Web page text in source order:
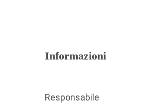
Informazioni
Responsabile